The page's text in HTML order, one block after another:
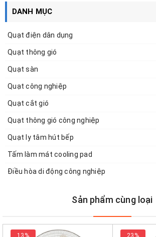
DANH MỤC
Quạt điện dân dụng
Quạt thông gió
Quạt sàn
Quạt công nghiệp
Quạt cắt gió
Quạt thông gió công nghiệp
Quạt ly tâm hút bếp
Tấm làm mát cooling pad
Điều hòa di động công nghiệp
Sản phẩm cùng loại